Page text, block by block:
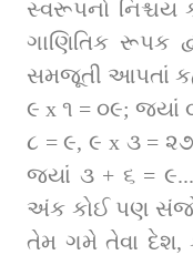
સ્વરૂપનો નિશ્ચય
ગાણિતિક રૂપક
સમજૂતી આપતાં
૯ x ૧ = ૦૯; જ્યાં
૮ = ૯, ૯ x ૩ =
જ્યાં ૩ + ૬ =
અંક કોઈ પણ
તેમ ગમે તેવા દેશ,